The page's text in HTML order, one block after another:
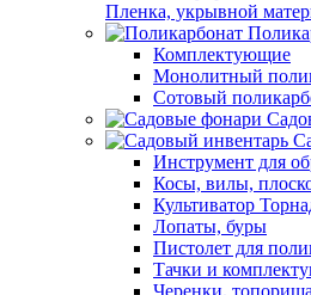
Пленка, укрывной
Комплектующие
Монолитный
Сотовый
Инструмент для
Косы, вилы,
Культиватор
Лопаты, буры
Пистолет для
Тачки и
Черенки, топорища